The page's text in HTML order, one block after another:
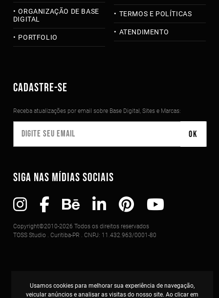
Usamos cookies para melhorar sua experiência de navegação,
veicular anúncios e analisar as visitas do nosso site. Ao clicar em
ORGANIZAÇÃO DE BASE
DIGITAL
PORTFOLIO
TERMOS E POLÍTICAS
ATENDIMENTO
CADASTRE-SE
Receba atualizações por email sobre Base Digital, Sites e Marcas:
SIGA NAS MÍDIAS SOCIAIS
Copyright©2010-2026 Todos os direitos reservados
TOSS Studio . Curitiba-PR . CNPJ: 11.432.963/0001-80